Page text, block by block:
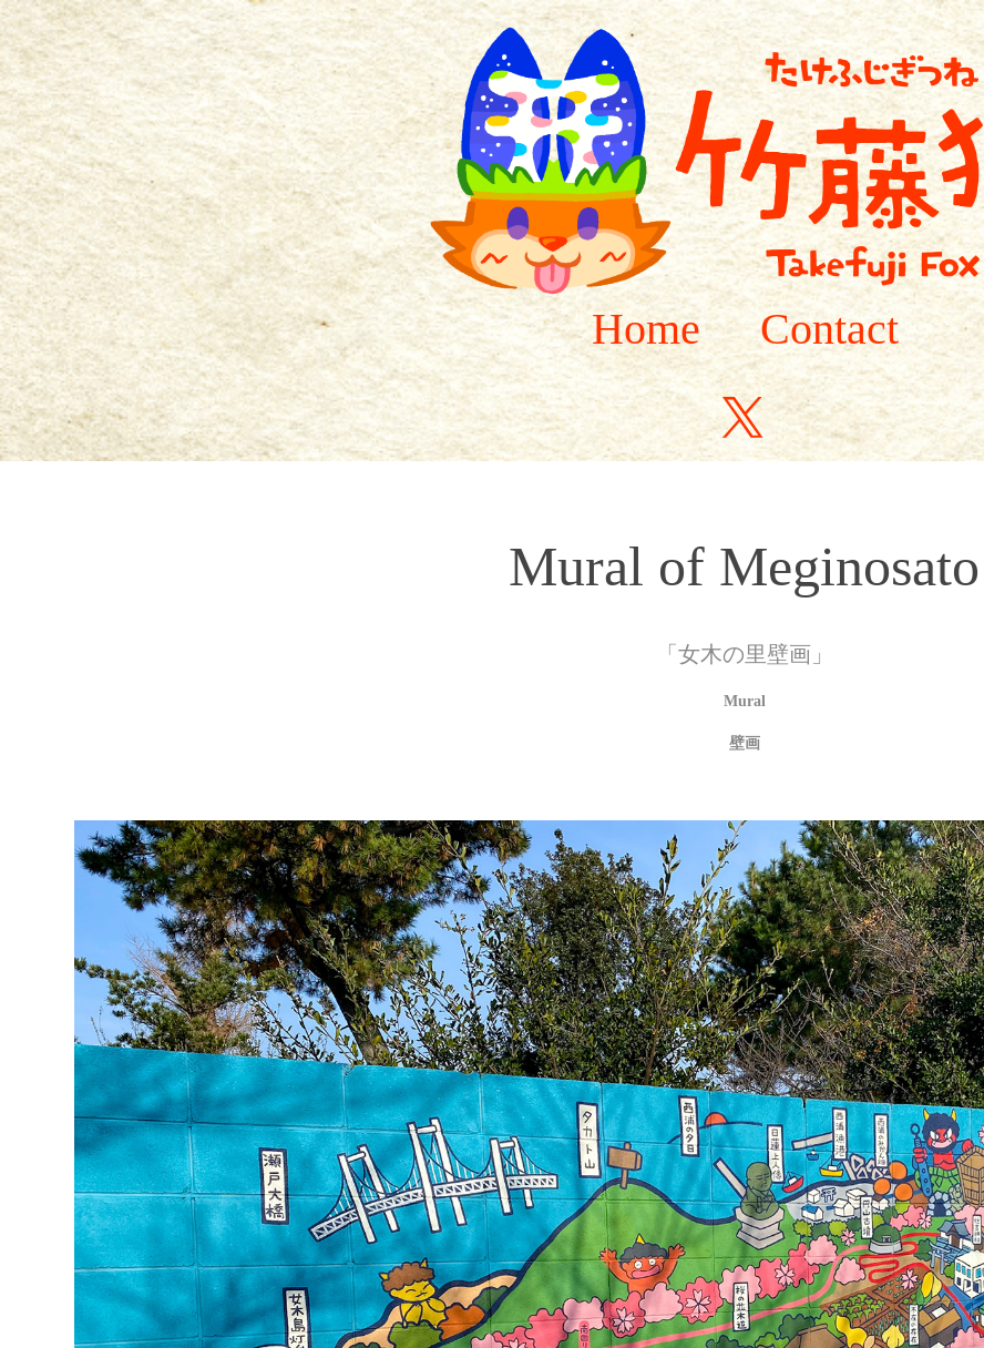
Home Contact
Mural of Meginosato
「女木の里壁画」
Mural
壁画